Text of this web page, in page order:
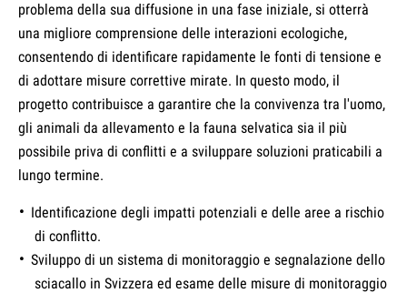
problema della sua diffusione in una fase iniziale, si otterrà
una migliore comprensione delle interazioni ecologiche,
consentendo di identificare rapidamente le fonti di tensione e
di adottare misure correttive mirate. In questo modo, il
progetto contribuisce a garantire che la convivenza tra l'uomo,
gli animali da allevamento e la fauna selvatica sia il più
possibile priva di conflitti e a sviluppare soluzioni praticabili a
lungo termine.
Identificazione degli impatti potenziali e delle aree a rischio
di conflitto.
Sviluppo di un sistema di monitoraggio e segnalazione dello
sciacallo in Svizzera ed esame delle misure di monitoraggio